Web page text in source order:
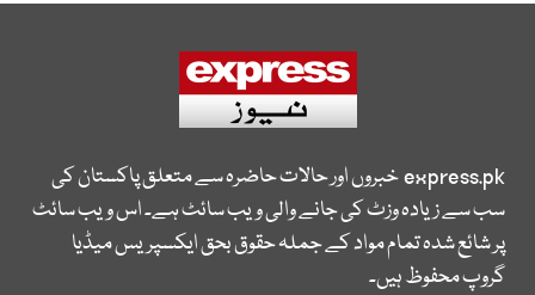
express.pkخبروں اور حالات حاضرہ سے متعلق پاکستان کی
سب سے زیادہ وزٹ کی جانے والی ویب سائٹ ہے۔ اس ویب سائٹ
پر شائع شدہ تمام مواد کے جملہ حقوق بحق ایکسپریس میڈیا
گروپ محفوظ ہیں۔